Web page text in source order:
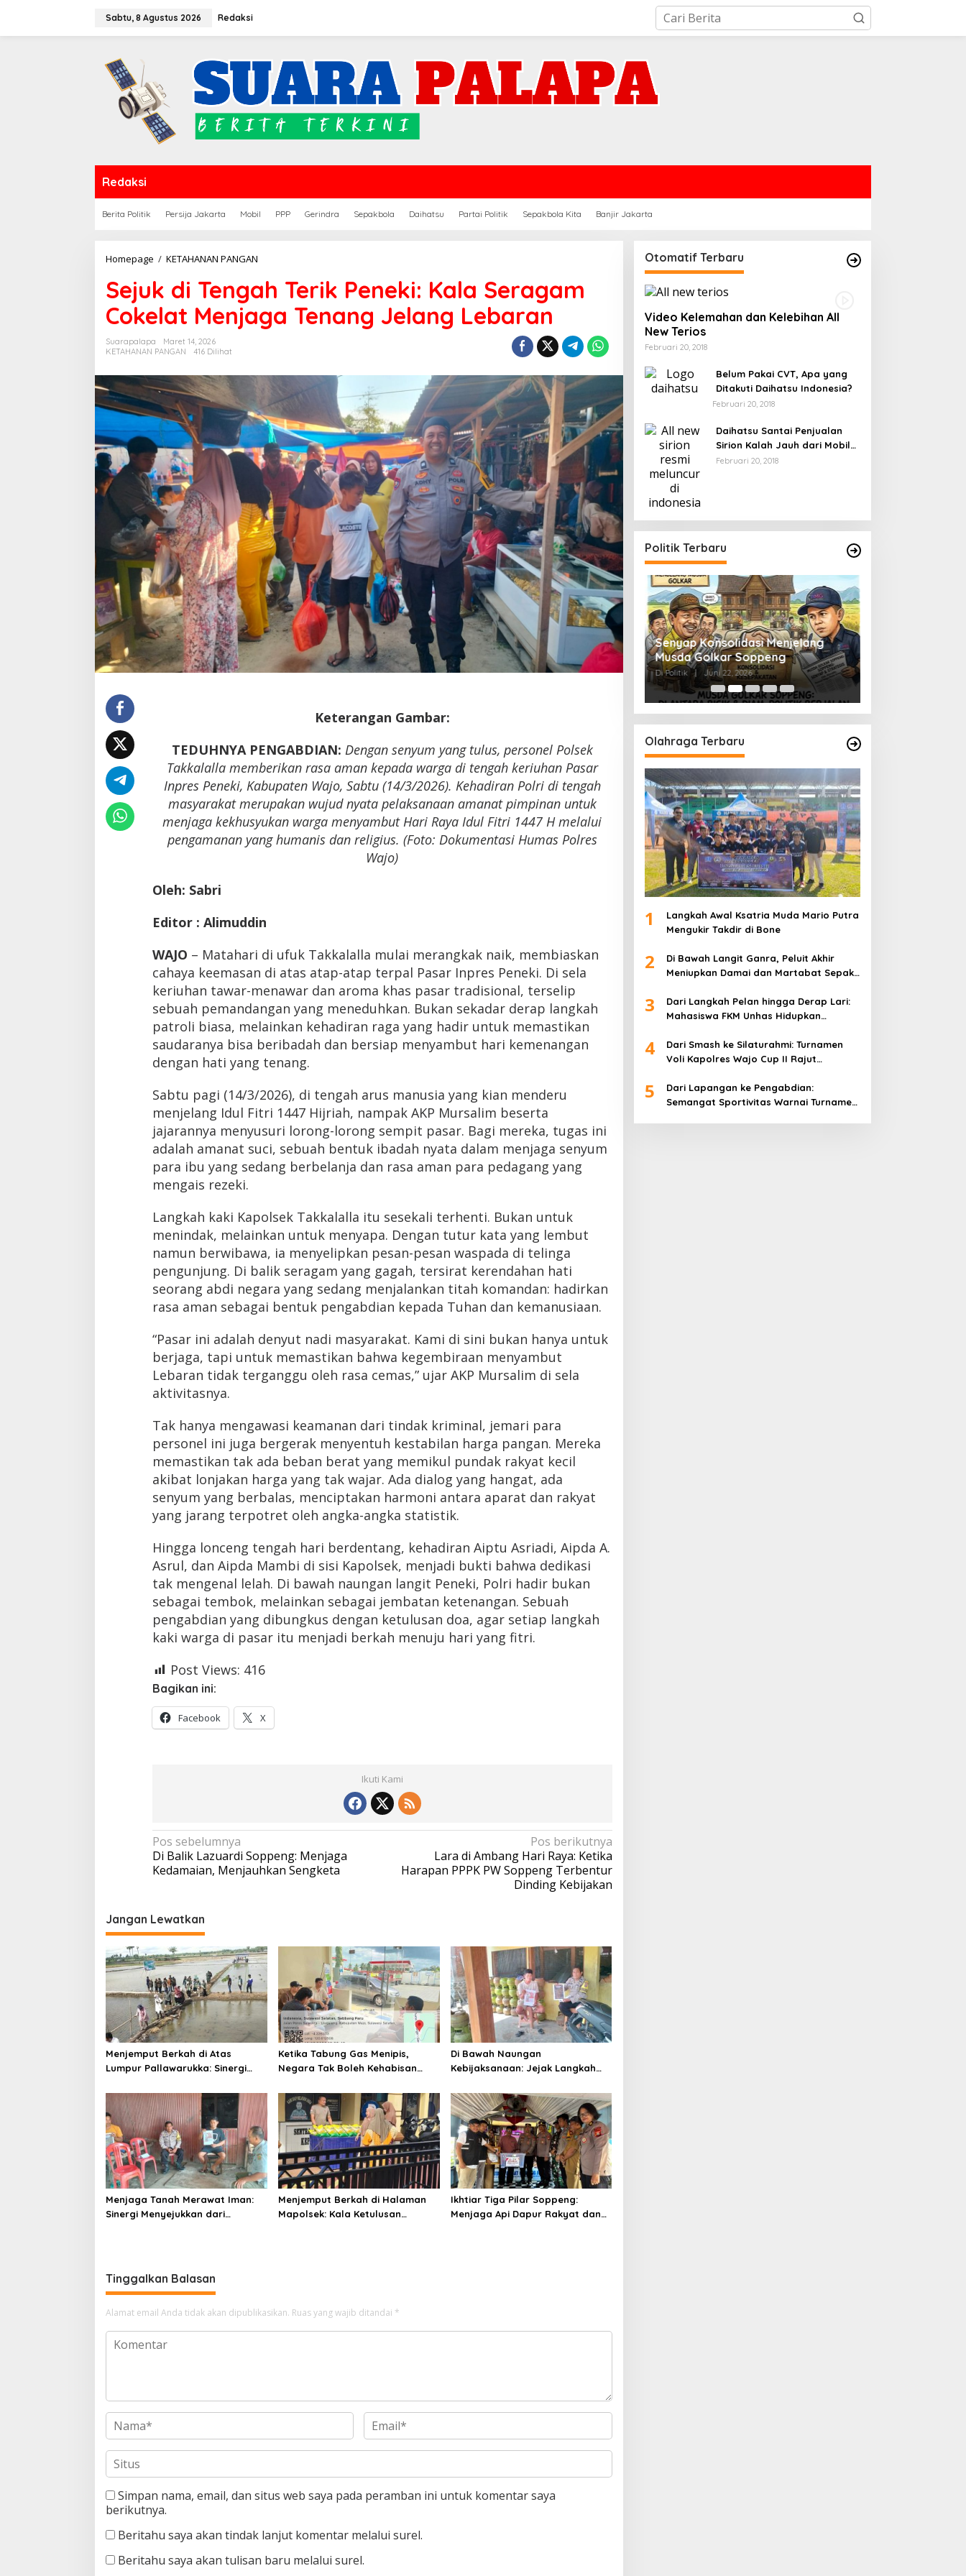
konten
Sabtu, 8 Agustus 2026 Redaksi
Redaksi
Berita Politik Persija Jakarta Mobil PPP Gerindra Sepakbola Daihatsu Partai Politik Sepakbola Kita Banjir Jakarta
Homepage / KETAHANAN PANGAN
Tengah
Terik
Peneki:
Kala
Menjaga
Jelang
Lebaran
Sejuk di Tengah Terik Peneki: Kala Seragam
Cokelat Menjaga Tenang Jelang Lebaran
Suarapalapa
Maret 14, 2026
KETAHANAN PANGAN
416 Dilihat
Keterangan Gambar:
TEDUHNYA PENGABDIAN: Dengan senyum yang tulus, personel Polsek
Takkalalla memberikan rasa aman kepada warga di tengah keriuhan Pasar
Inpres Peneki, Kabupaten Wajo, Sabtu (14/3/2026). Kehadiran Polri di tengah
masyarakat merupakan wujud nyata pelaksanaan amanat pimpinan untuk
menjaga kekhusyukan warga menyambut Hari Raya Idul Fitri 1447 H melalui
pengamanan yang humanis dan religius. (Foto: Dokumentasi Humas Polres
Wajo)
Oleh: Sabri
Editor : Alimuddin
WAJO – Matahari di ufuk Takkalalla mulai merangkak naik, membiaskan
cahaya keemasan di atas atap-atap terpal Pasar Inpres Peneki. Di sela
keriuhan tawar-menawar dan aroma khas pasar tradisional, terselip
sebuah pemandangan yang meneduhkan. Bukan sekadar derap langkah
patroli biasa, melainkan kehadiran raga yang hadir untuk memastikan
saudaranya bisa beribadah dan bersiap menyambut hari kemenangan
dengan hati yang tenang.
Sabtu pagi (14/3/2026), di tengah arus manusia yang kian menderu
menjelang Idul Fitri 1447 Hijriah, nampak AKP Mursalim beserta
jajarannya menyusuri lorong-lorong sempit pasar. Bagi mereka, tugas ini
adalah amanat suci, sebuah bentuk ibadah nyata dalam menjaga senyum
para ibu yang sedang berbelanja dan rasa aman para pedagang yang
mengais rezeki.
Langkah kaki Kapolsek Takkalalla itu sesekali terhenti. Bukan untuk
menindak, melainkan untuk menyapa. Dengan tutur kata yang lembut
namun berwibawa, ia menyelipkan pesan-pesan waspada di telinga
pengunjung. Di balik seragam yang gagah, tersirat kerendahan hati
seorang abdi negara yang sedang menjalankan titah komandan: hadirkan
rasa aman sebagai bentuk pengabdian kepada Tuhan dan kemanusiaan.
“Pasar ini adalah denyut nadi masyarakat. Kami di sini bukan hanya untuk
berjaga, tapi untuk memastikan bahwa kegembiraan menyambut
Lebaran tidak terganggu oleh rasa cemas,” ujar AKP Mursalim di sela
aktivitasnya.
Tak hanya mengawasi keamanan dari tindak kriminal, jemari para
personel ini juga bergerak menyentuh kestabilan harga pangan. Mereka
memastikan tak ada beban berat yang memikul pundak rakyat kecil
akibat lonjakan harga yang tak wajar. Ada dialog yang hangat, ada
senyum yang berbalas, menciptakan harmoni antara aparat dan rakyat
yang jarang terpotret oleh angka-angka statistik.
Hingga lonceng tengah hari berdentang, kehadiran Aiptu Asriadi, Aipda A.
Asrul, dan Aipda Mambi di sisi Kapolsek, menjadi bukti bahwa dedikasi
tak mengenal lelah. Di bawah naungan langit Peneki, Polri hadir bukan
sebagai tembok, melainkan sebagai jembatan ketenangan. Sebuah
pengabdian yang dibungkus dengan ketulusan doa, agar setiap langkah
kaki warga di pasar itu menjadi berkah menuju hari yang fitri.
Post Views: 416
Bagikan ini:
Facebook X
Ikuti Kami
Navigasi
pos
Pos sebelumnya
Di Balik Lazuardi Soppeng: Menjaga
Kedamaian, Menjauhkan Sengketa
Pos berikutnya
Lara di Ambang Hari Raya: Ketika
Harapan PPPK PW Soppeng Terbentur
Dinding Kebijakan
Jangan Lewatkan
Menjemput Berkah di Atas
Lumpur Pallawarukka: Sinergi
Merawat Kehidupan
Ketika Tabung Gas Menipis,
Negara Tak Boleh Kehabisan
Di Bawah Naungan
Kebijaksanaan: Jejak Langkah
dan Kehangatan
Menjaga Tanah Merawat Iman:
Sinergi Menyejukkan dari
Menjemput Berkah di Halaman
Mapolsek: Kala Ketulusan
Ikhtiar Tiga Pilar Soppeng:
Menjaga Api Dapur Rakyat dan
Tinggalkan Balasan
Alamat email Anda tidak akan dipublikasikan. Ruas yang wajib ditandai *
Simpan nama, email, dan situs web saya pada peramban ini untuk komentar saya
berikutnya.
Beritahu saya akan tindak lanjut komentar melalui surel.
Beritahu saya akan tulisan baru melalui surel.
Otomatif Terbaru
Video Kelemahan dan Kelebihan All
New Terios
Februari 20, 2018
Belum Pakai CVT, Apa yang
Ditakuti Daihatsu Indonesia?
Februari 20, 2018
Daihatsu Santai Penjualan
Sirion Kalah Jauh dari Mobil
LCGC
Februari 20, 2018
Politik Terbaru
Menanti Penerus Beringin di Bumi
Latemmamala
Di Politik | Juni 22, 2026
Senyap Konsolidasi Menjelang
Musda Golkar Soppeng
Di Politik | Juni 22, 2026
Olahraga Terbaru
1
Langkah Awal Ksatria Muda Mario Putra
Mengukir Takdir di Bone
2
Di Bawah Langit Ganra, Peluit Akhir
Meniupkan Damai dan Martabat Sepak
3
Dari Langkah Pelan hingga Derap Lari:
Mahasiswa FKM Unhas Hidupkan
4
Dari Smash ke Silaturahmi: Turnamen
Voli Kapolres Wajo Cup II Rajut
80
5
Dari Lapangan ke Pengabdian:
Semangat Sportivitas Warnai Turnamen